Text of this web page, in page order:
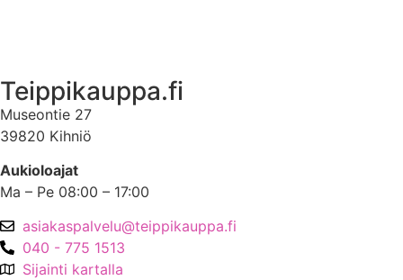
Teippikauppa.fi
Museontie 27
39820 Kihniö
Aukioloajat
Ma – Pe 08:00 – 17:00
asiakaspalvelu@teippikauppa.fi
040 - 775 1513
Sijainti kartalla